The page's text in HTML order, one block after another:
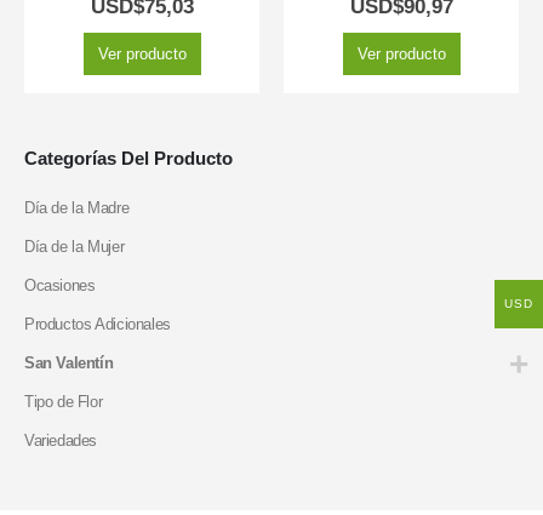
USD$75,03
Ver producto
USD$90,97
Ver producto
Categorías Del Producto
Día de la Madre
Día de la Mujer
Ocasiones
Productos Adicionales
San Valentín
Tipo de Flor
Variedades
USD